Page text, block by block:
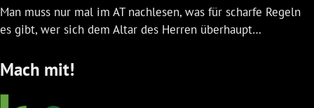
Man muss nur mal im AT nachlesen, was für scharfe Regeln
es gibt, wer sich dem Altar des Herren überhaupt…
Mach mit!